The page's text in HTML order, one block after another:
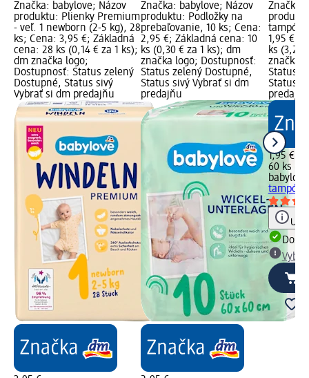
Značka: babylove; Názov
produktu: Plienky Premium
- veľ. 1 newborn (2-5 kg), 28
ks; Cena: 3,95 €; Základná
cena: 28 ks (0,14 € za 1 ks);
dm značka logo;
Dostupnosť: Status zelený
Dostupné, Status sivý
Vybrať si dm predajňu
Značka: babylove; Názov
produktu: Podložky na
prebaľovanie, 10 ks; Cena:
2,95 €; Základná cena: 10
ks (0,30 € za 1 ks); dm
značka logo; Dostupnosť:
Status zelený Dostupné,
Status sivý Vybrať si dm
predajňu
Značka:
1,95 €;
ks (3,25
značka
Status
Status
predajňu
1,95 €
60 ks
babylove